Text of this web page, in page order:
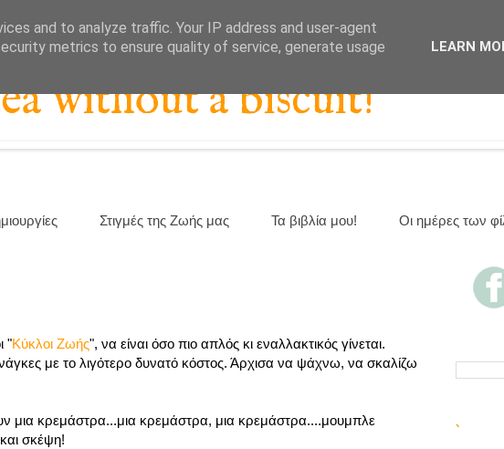
without a biscuit!
Στιγμές της Ζωής μας Τα βιβλία μου! Οι ημέρες των
"Κύκλοι Ζωής", να είναι όσο πιο απλός κι εναλλακτικός γίνεται.
με το λιγότερο δυνατό κόστος. Άρχισα να ψάχνω, να σκαλίζω
μια κρεμάστρα...μια κρεμάστρα, μια κρεμάστρα....μουμπλε
σκέψη!
`
and to analyze traffic. Your IP address and user-agent
metrics to ensure quality of service, generate usage
LEARN